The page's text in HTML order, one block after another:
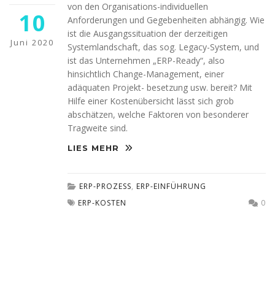
10
Juni 2020
von den Organisations-individuellen
Anforderungen und Gegebenheiten abhängig. Wie
ist die Ausgangssituation der derzeitigen
Systemlandschaft, das sog. Legacy-System, und
ist das Unternehmen „ERP-Ready“, also
hinsichtlich Change-Management, einer
adäquaten Projekt- besetzung usw. bereit? Mit
Hilfe einer Kostenübersicht lässt sich grob
abschätzen, welche Faktoren von besonderer
Tragweite sind.
LIES MEHR
ERP-PROZESS, ERP-EINFÜHRUNG
ERP-KOSTEN
0
Cookies
ablehnen,
werden
ermöglichen es uns,